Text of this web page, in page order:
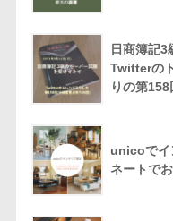
日商簿記3
Twitterの
りの第158
unicoでイ
ネートで